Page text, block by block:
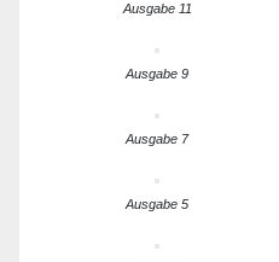
Ausgabe 11
Ausgabe 9
Ausgabe 7
Ausgabe 5